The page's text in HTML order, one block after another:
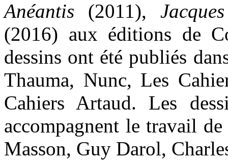
Anéantis
(2011),
(2016) aux éditions de
dessins ont été publiés
Thauma, Nunc, Les
Cahiers Artaud. Les
accompagnent le travail
Masson, Guy Darol,